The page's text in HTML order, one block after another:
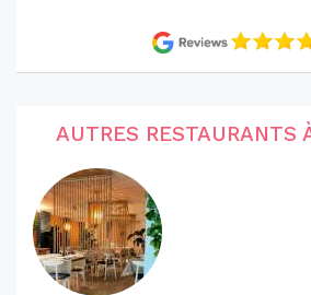
AUTRES RESTAURANTS